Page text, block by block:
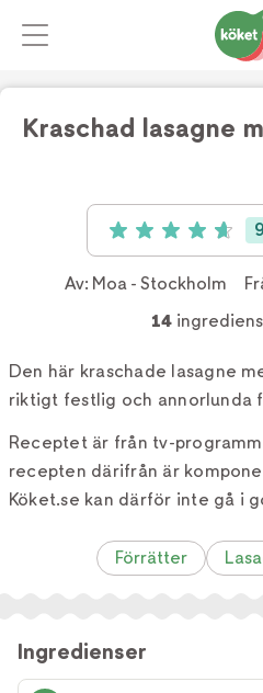
Kraschad lasagne
Betyg: 4.67 av 5 (99
Av: Moa - Stockholm
14
Den här kraschade lasagne
riktigt festlig och annorlunda
Receptet är från tv-
recepten därifrån är
Köket.se kan därför inte gå i
Förrätter
Ingredienser